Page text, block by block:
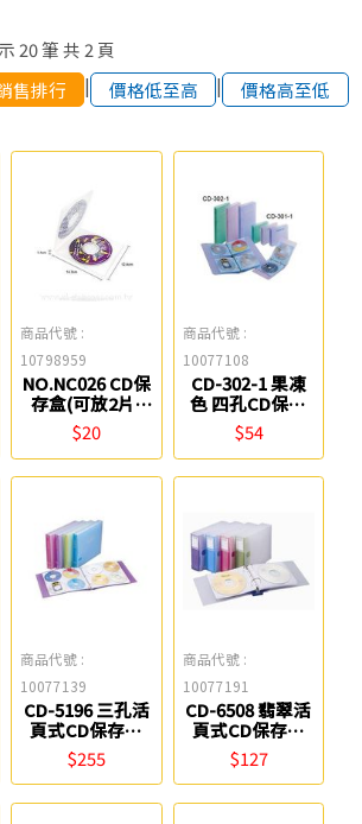
20筆 共 2頁
售排行 | 價格低至高 | 價格高至低
商品代號 :
10798959
NO.NC026 CD保
存盒(可放2片)
W.I.P
$20
商品代號 :
10077108
CD-302-1 果凍
色 四孔CD保存
夾(空夾) Flying
$54
商品代號 :
10077139
CD-5196 三孔活
頁式CD保存夾
(96片)
FlyingCD-5196
三孔活頁式CD保
存夾(96片)
$255
商品代號 :
10077191
CD-6508 翡翠活
頁式CD保存夾
(24片) Flying
$127